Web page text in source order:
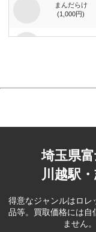
まんだらけ
(1,000円)
ハウス）(1,000
コーポレー
ベリテ(5,000
コーポレー
ション(100円)
フェスタリア
埼玉県富
川越駅
得意なジャンルはロレ
品等。 買取価格には自
ません